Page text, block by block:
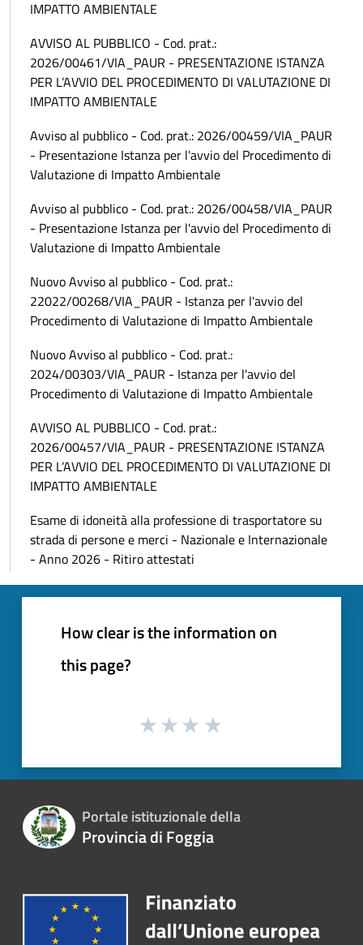
IMPATTO AMBIENTALE
AVVISO AL PUBBLICO - Cod. prat.:
2026/00461/VIA_PAUR - PRESENTAZIONE ISTANZA
PER L’AVVIO DEL PROCEDIMENTO DI VALUTAZIONE DI
IMPATTO AMBIENTALE
Avviso al pubblico - Cod. prat.: 2026/00459/VIA_PAUR
- Presentazione Istanza per l'avvio del Procedimento di
Valutazione di Impatto Ambientale
Avviso al pubblico - Cod. prat.: 2026/00458/VIA_PAUR
- Presentazione Istanza per l'avvio del Procedimento di
Valutazione di Impatto Ambientale
Nuovo Avviso al pubblico - Cod. prat.:
22022/00268/VIA_PAUR - Istanza per l'avvio del
Procedimento di Valutazione di Impatto Ambientale
Nuovo Avviso al pubblico - Cod. prat.:
2024/00303/VIA_PAUR - Istanza per l'avvio del
Procedimento di Valutazione di Impatto Ambientale
AVVISO AL PUBBLICO - Cod. prat.:
2026/00457/VIA_PAUR - PRESENTAZIONE ISTANZA
PER L’AVVIO DEL PROCEDIMENTO DI VALUTAZIONE DI
IMPATTO AMBIENTALE
Esame di idoneità alla professione di trasportatore su
strada di persone e merci - Nazionale e Internazionale
- Anno 2026 - Ritiro attestati
How clear is the information on
this page?
Portale istituzionale della
Provincia di Foggia